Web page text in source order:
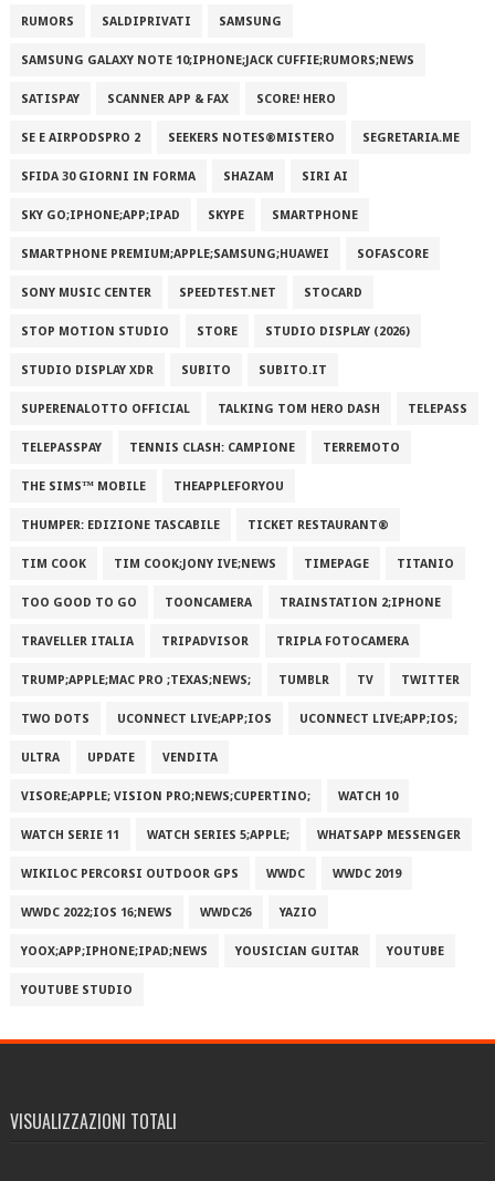
RUMORS SALDIPRIVATI SAMSUNG
SAMSUNG GALAXY NOTE 10;IPHONE;JACK CUFFIE;RUMORS;NEWS
SATISPAY SCANNER APP & FAX SCORE! HERO
SE E AIRPODSPRO 2 SEEKERS NOTES®MISTERO SEGRETARIA.ME
SFIDA 30 GIORNI IN FORMA SHAZAM SIRI AI
SKY GO;IPHONE;APP;IPAD SKYPE SMARTPHONE
SMARTPHONE PREMIUM;APPLE;SAMSUNG;HUAWEI SOFASCORE
SONY MUSIC CENTER SPEEDTEST.NET STOCARD
STOP MOTION STUDIO STORE STUDIO DISPLAY (2026)
STUDIO DISPLAY XDR SUBITO SUBITO.IT
SUPERENALOTTO OFFICIAL TALKING TOM HERO DASH TELEPASS
TELEPASSPAY TENNIS CLASH: CAMPIONE TERREMOTO
THE SIMS™ MOBILE THEAPPLEFORYOU
THUMPER: EDIZIONE TASCABILE TICKET RESTAURANT®
TIM COOK TIM COOK;JONY IVE;NEWS TIMEPAGE TITANIO
TOO GOOD TO GO TOONCAMERA TRAINSTATION 2;IPHONE
TRAVELLER ITALIA TRIPADVISOR TRIPLA FOTOCAMERA
TRUMP;APPLE;MAC PRO ;TEXAS;NEWS; TUMBLR TV TWITTER
TWO DOTS UCONNECT LIVE;APP;IOS UCONNECT LIVE;APP;IOS;
ULTRA UPDATE VENDITA
VISORE;APPLE; VISION PRO;NEWS;CUPERTINO; WATCH 10
WATCH SERIE 11 WATCH SERIES 5;APPLE; WHATSAPP MESSENGER
WIKILOC PERCORSI OUTDOOR GPS WWDC WWDC 2019
WWDC 2022;IOS 16;NEWS WWDC26 YAZIO
YOOX;APP;IPHONE;IPAD;NEWS YOUSICIAN GUITAR YOUTUBE
YOUTUBE STUDIO
VISUALIZZAZIONI TOTALI